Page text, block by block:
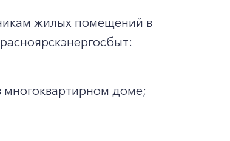
жилых помещений в
доме;